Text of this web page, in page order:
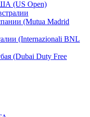
(US Open)
(Mutua Madrid
(Internazionali BNL
(Dubai Duty Free